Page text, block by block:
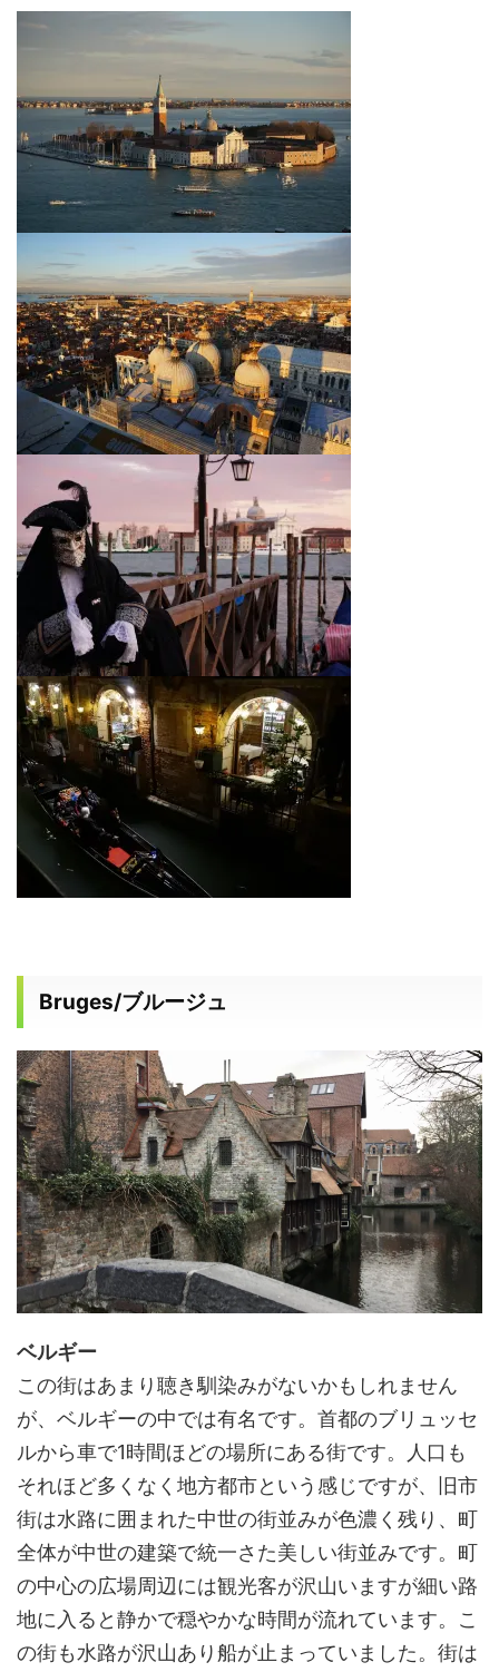
Bruges/ブルージュ
ベルギー
この街はあまり聴き馴染みがないかもしれません
が、ベルギーの中では有名です。首都のブリュッセ
ルから車で1時間ほどの場所にある街です。人口も
それほど多くなく地方都市という感じですが、旧市
街は水路に囲まれた中世の街並みが色濃く残り、町
全体が中世の建築で統一さた美しい街並みです。町
の中心の広場周辺には観光客が沢山いますが細い路
地に入ると静かで穏やかな時間が流れています。こ
の街も水路が沢山あり船が止まっていました。街は